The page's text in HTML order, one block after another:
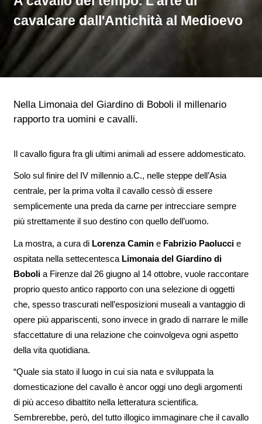
cavalcare dall'Antichità al Medioevo
Nella Limonaia del Giardino di Boboli il millenario
rapporto tra uomini e cavalli.
Il cavallo figura fra gli ultimi animali ad essere addomesticato.
Solo sul finire del IV millennio a.C., nelle steppe dell’Asia
centrale, per la prima volta il cavallo cessò di essere
semplicemente una preda da carne per intrecciare sempre
più strettamente il suo destino con quello dell’uomo.
La mostra, a cura di Lorenza Camine Fabrizio Paoluccie
ospitata nella settecentesca Limonaia del Giardino di
Bobolia Firenze dal 26 giugno al 14 ottobre, vuole raccontare
proprio questo antico rapporto con una selezione di oggetti
che, spesso trascurati nell’esposizioni museali a vantaggio di
opere più appariscenti, sono invece in grado di narrare le mille
sfaccettature di una relazione che coinvolgeva ogni aspetto
della vita quotidiana.
“Quale sia stato il luogo in cui sia nata e sviluppata la
domesticazione del cavallo è ancor oggi uno degli argomenti
di più acceso dibattito nella letteratura scientifica.
Sembrerebbe, però, del tutto illogico immaginare che il cavallo